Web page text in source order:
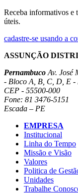
Receba informativos e
úteis.
cadastre-se usando a
ASSUNÇÃO
Pernambuco Av. José
- Bloco A, B, C, D, E -
CEP - 55500-000
Fone: 81 3476-5151
Escada – PE
EMPRESA
Institucional
Linha do Tempo
Missão e Visão
Valores
Politica de
Unidades
Trabalhe